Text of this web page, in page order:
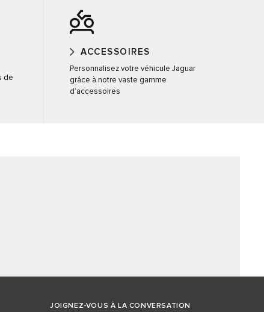
de
ACCESSOIRES
Personnalisez votre véhicule Jaguar
grâce à notre vaste gamme
d’accessoires
JOIGNEZ-VOUS À LA CONVERSATION